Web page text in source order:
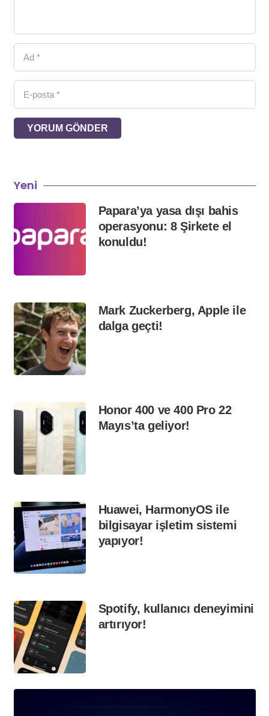
YORUM GÖNDER
Yeni
Papara’ya yasa dışı bahis
operasyonu: 8 Şirkete el
konuldu!
Mark Zuckerberg, Apple ile
dalga geçti!
Honor 400 ve 400 Pro 22
Mayıs’ta geliyor!
Huawei, HarmonyOS ile
bilgisayar işletim sistemi
yapıyor!
Spotify, kullanıcı deneyimini
artırıyor!